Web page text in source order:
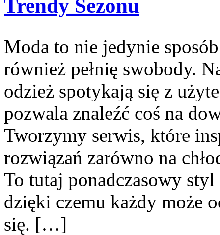
Trendy Sezonu
Moda to nie jedynie
również pełnię swobody.
odzież spotykają się z
pozwala znaleźć coś na
Tworzymy serwis, które
rozwiązań zarówno na
To tutaj ponadczasowy styl
dzięki czemu każdy może
się. […]